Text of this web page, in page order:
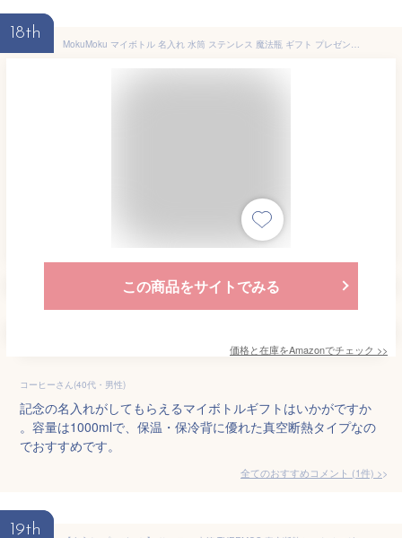
18th
MokuMoku マイボトル 名入れ 水筒 ステンレス 魔法瓶 ギフト プレゼント 真空断熱 保温保冷 取っ手 1000ml Black
この商品をサイトでみる
価格と在庫をAmazonでチェック >>
コーヒーさん(40代・男性)
記念の名入れがしてもらえるマイボトルギフトはいかがですか
。容量は1000mlで、保温・保冷背に優れた真空断熱タイプなの
でおすすめです。
全てのおすすめコメント (1件) >
19th